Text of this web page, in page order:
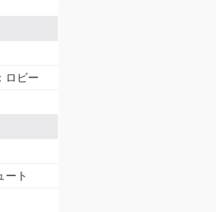
ロビー
ート